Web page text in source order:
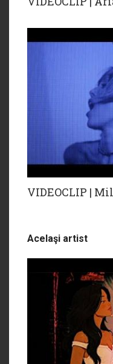
VIDEOCLIP |
Acelaşi artist